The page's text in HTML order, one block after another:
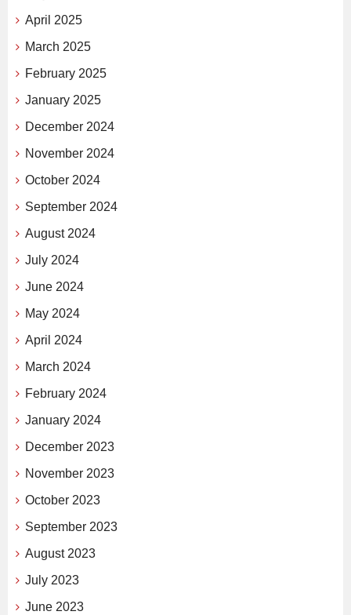
April 2025
March 2025
February 2025
January 2025
December 2024
November 2024
October 2024
September 2024
August 2024
July 2024
June 2024
May 2024
April 2024
March 2024
February 2024
January 2024
December 2023
November 2023
October 2023
September 2023
August 2023
July 2023
June 2023